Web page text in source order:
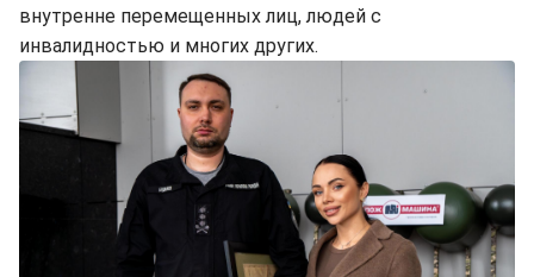
внутренне перемещенных лиц, людей с
инвалидностью и многих других.